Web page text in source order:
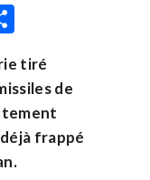
tiré
de
frappé